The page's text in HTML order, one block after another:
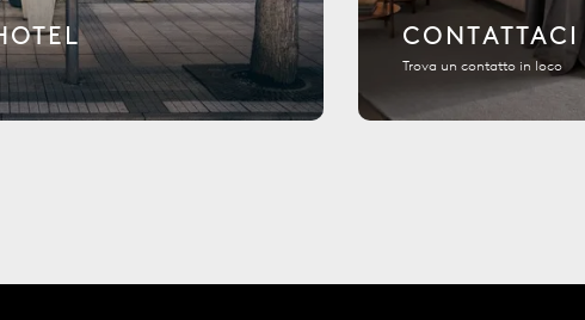
CONTATTACI
Trova un contatto in loco